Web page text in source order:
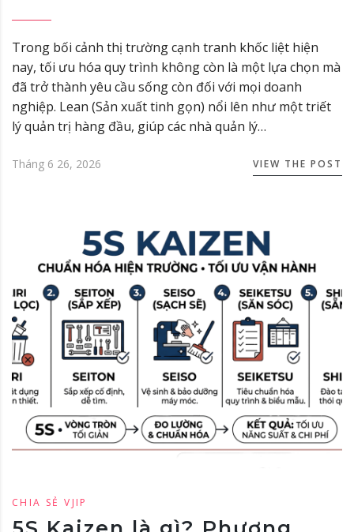
Trong bối cảnh thị trường cạnh tranh khốc liệt hiện
nay, tối ưu hóa quy trình không còn là một lựa chọn mà
đã trở thành yêu cầu sống còn đối với mọi doanh
nghiệp. Lean (Sản xuất tinh gọn) nổi lên như một triết
lý quản trị hàng đầu, giúp các nhà quản lý…
Tháng 6 26, 2026 VIEW THE POST
CHIA SẺ VJIP